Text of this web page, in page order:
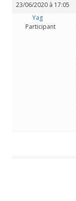
23/06/2020 à 17:05
Yag
Participant